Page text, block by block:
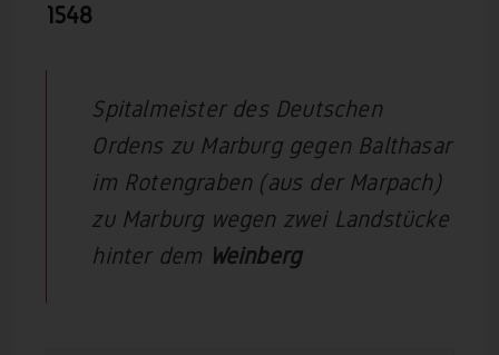
1548
Spitalmeister des Deutschen
Ordens zu Marburg gegen Balthasar
im Rotengraben (aus der Marpach)
zu Marburg wegen zwei Landstücke
hinter dem Weinberg